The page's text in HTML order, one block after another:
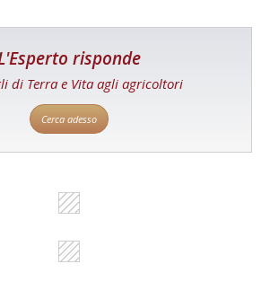
risponde
di Terra e Vita agli agricoltori
Cerca adesso